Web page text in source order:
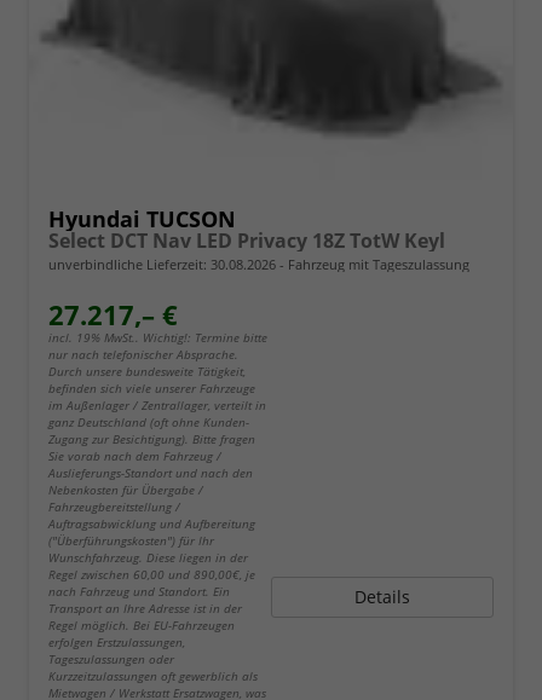
Hyundai TUCSON
Select DCT Nav LED Privacy 18Z TotW Keyl
unverbindliche Lieferzeit: 30.08.2026 Fahrzeug mit Tageszulassung
27.217,– €
incl. 19% MwSt.. Wichtig!: Termine bitte
nur nach telefonischer Absprache.
Durch unsere bundesweite Tätigkeit,
befinden sich viele unserer Fahrzeuge
im Außenlager / Zentrallager, verteilt in
ganz Deutschland (oft ohne Kunden-
Zugang zur Besichtigung). Bitte fragen
Sie vorab nach dem Fahrzeug /
Auslieferungs-Standort und nach den
Nebenkosten für Übergabe /
Fahrzeugbereitstellung /
Auftragsabwicklung und Aufbereitung
("Überführungskosten") für Ihr
Wunschfahrzeug. Diese liegen in der
Regel zwischen 60,00 und 890,00€, je
nach Fahrzeug und Standort. Ein
Transport an Ihre Adresse ist in der
Regel möglich. Bei EU-Fahrzeugen
erfolgen Erstzulassungen,
Tageszulassungen oder
Kurzzeitzulassungen oft gewerblich als
Mietwagen / Werkstatt Ersatzwagen, was
Details